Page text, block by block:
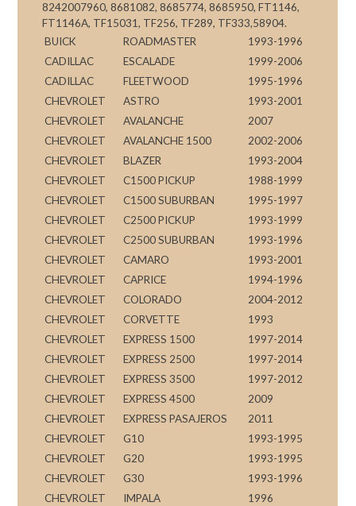
8242007960, 8681082, 8685774, 8685950, FT1146,
FT1146A, TF15031, TF256, TF289, TF333,58904.
BUICK
ROADMASTER
1993-1996
CADILLAC
ESCALADE
1999-2006
CADILLAC
FLEETWOOD
1995-1996
CHEVROLET
ASTRO
1993-2001
CHEVROLET
AVALANCHE
2007
CHEVROLET
AVALANCHE 1500
2002-2006
CHEVROLET
BLAZER
1993-2004
CHEVROLET
C1500 PICKUP
1988-1999
CHEVROLET
C1500 SUBURBAN
1995-1997
CHEVROLET
C2500 PICKUP
1993-1999
CHEVROLET
C2500 SUBURBAN
1993-1996
CHEVROLET
CAMARO
1993-2001
CHEVROLET
CAPRICE
1994-1996
CHEVROLET
COLORADO
2004-2012
CHEVROLET
CORVETTE
1993
CHEVROLET
EXPRESS 1500
1997-2014
CHEVROLET
EXPRESS 2500
1997-2014
CHEVROLET
EXPRESS 3500
1997-2012
CHEVROLET
EXPRESS 4500
2009
CHEVROLET
EXPRESS PASAJEROS
2011
CHEVROLET
G10
1993-1995
CHEVROLET
G20
1993-1995
CHEVROLET
G30
1993-1996
CHEVROLET
IMPALA
1996